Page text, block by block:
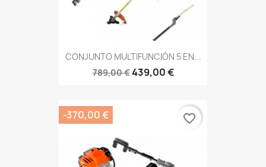
CONJUNTO MULTIFUNCIÓN 5 EN...
789,00 €439,00 €
-370,00 € favorite_border